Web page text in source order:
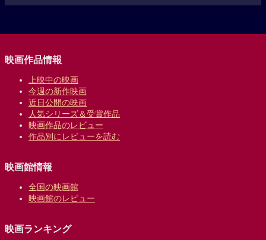
映画作品情報
上映中の映画
今週の新作映画
近日公開の映画
人気シリーズ＆受賞作品
映画作品のレビュー
作品別にレビューを読む
映画館情報
全国の映画館
映画館のレビュー
映画ランキング